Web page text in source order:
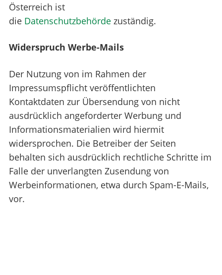
Österreich ist
die Datenschutzbehörde zuständig.
Widerspruch Werbe-Mails
Der Nutzung von im Rahmen der
Impressumspflicht veröffentlichten
Kontaktdaten zur Übersendung von nicht
ausdrücklich angeforderter Werbung und
Informationsmaterialien wird hiermit
widersprochen. Die Betreiber der Seiten
behalten sich ausdrücklich rechtliche Schritte im
Falle der unverlangten Zusendung von
Werbeinformationen, etwa durch Spam-E-Mails,
vor.